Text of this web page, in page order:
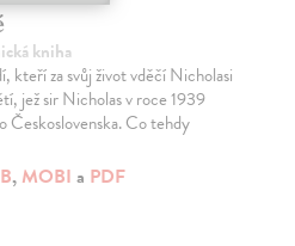
kniha
kteří za svůj život vděčí Nicholasi
jež sir Nicholas v roce 1939
Československa. Co tehdy
, MOBI a PDF